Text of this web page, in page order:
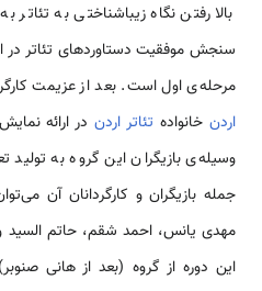
بالا رفتن نگاه زیباشناختی به تئاتر
سنجش موفقیت دستاوردهای تئاتر در
مرحله‌ی اول است. بعد از عزیمت
اردنخانواده تئاتر اردندر ارائه
وسیله‌ی بازیگران این گروه به تولید
جمله بازیگران و کارگردانان آن
مهدی یانس، احمد شقم، حاتم السید
این دوره از گروه (بعد از‌ هانی